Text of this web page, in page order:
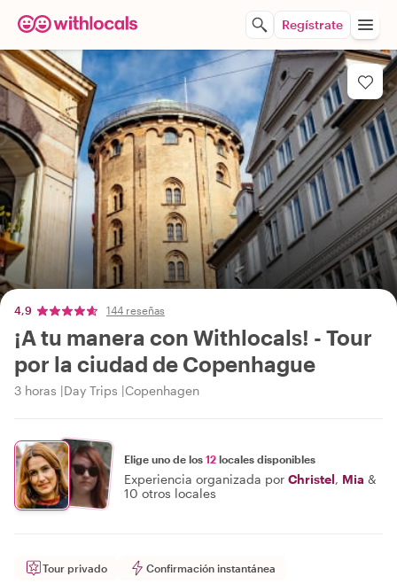
Regístrate
4,9 144 reseñas
¡A tu manera con Withlocals! - Tour
por la ciudad de Copenhague
3 horas Day Trips Copenhagen
Elige uno de los 12 locales disponibles
Experiencia organizada por Christel, Mia &
10 otros locales
Tour privado Confirmación instantánea